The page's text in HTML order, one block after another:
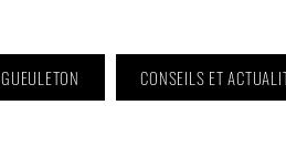
GUEULETON CONSEILS ET